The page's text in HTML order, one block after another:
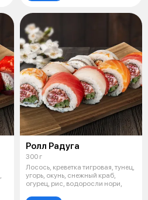
Ролл Радуга
300 г
Лосось, креветка тигровая, тунец,
угорь, окунь, снежный краб,
огурец, рис, водоросли нори,